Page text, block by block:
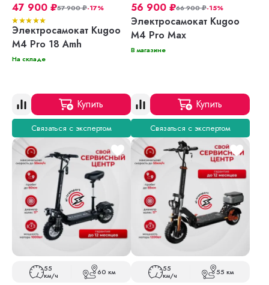
47 900 ₽57 900₽-17%
Электросамокат Kugoo
M4 Pro 18 Amh
На складе
Купить
Связаться с экспертом
56 900 ₽66 900₽-15%
Электросамокат Kugoo
M4 Pro Max
В магазине
Купить
Связаться с экспертом
55
км/ч 60 км 55
км/ч 55 км